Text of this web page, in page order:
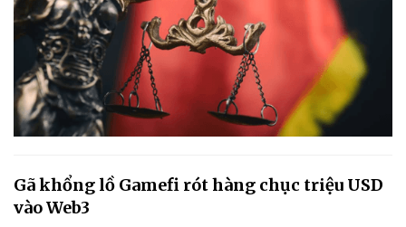
Gã khổng lồ Gamefi rót hàng chục triệu USD
vào Web3